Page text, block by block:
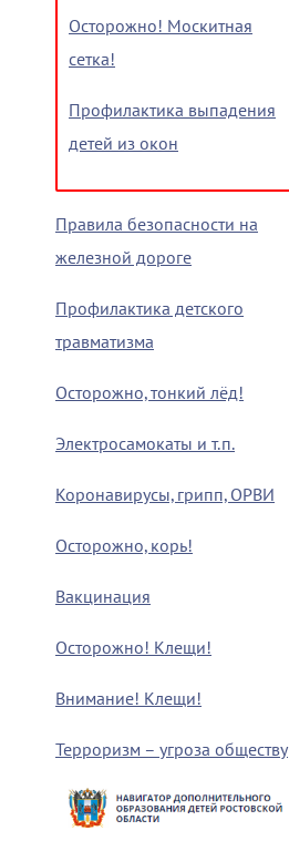
Осторожно! Москитная
сетка!
Профилактика выпадения
детей из окон
Правила безопасности на
железной дороге
Профилактика детского
травматизма
Осторожно, тонкий лёд!
Электросамокаты и т.п.
Коронавирусы, грипп, ОРВИ
Осторожно, корь!
Вакцинация
Осторожно! Клещи!
Внимание! Клещи!
Терроризм – угроза обществу